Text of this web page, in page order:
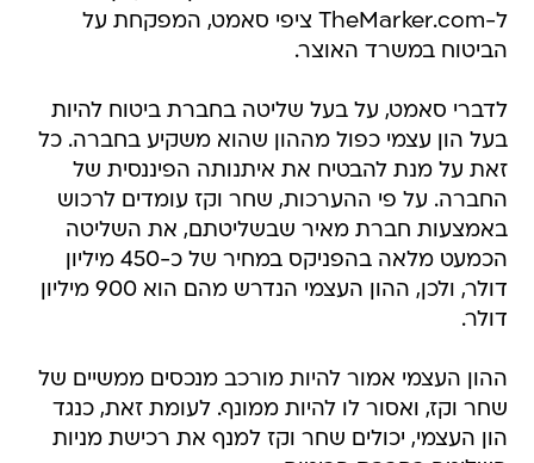
ל-TheMarker.com ציפי סאמט, המפקחת על
הביטוח במשרד האוצר.
לדברי סאמט, על בעל שליטה בחברת ביטוח להיות
בעל הון עצמי כפול מההון שהוא משקיע בחברה. כל
זאת על מנת להבטיח את איתנותה הפיננסית של
החברה. על פי ההערכות, שחר וקז עומדים לרכוש
באמצעות חברת מאיר שבשליטתם, את השליטה
הכמעט מלאה בהפניקס במחיר של כ-450 מיליון
דולר, ולכן, ההון העצמי הנדרש מהם הוא 900 מיליון
דולר.
ההון העצמי אמור להיות מורכב מנכסים ממשיים של
שחר וקז, ואסור לו להיות ממונף. לעומת זאת, כנגד
הון העצמי, יכולים שחר וקז למנף את רכישת מניות